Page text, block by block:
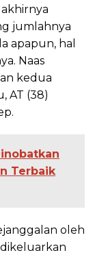
jumlahnya
apapun, hal
Naas
kedua
AT (38)
Terbaik
oleh